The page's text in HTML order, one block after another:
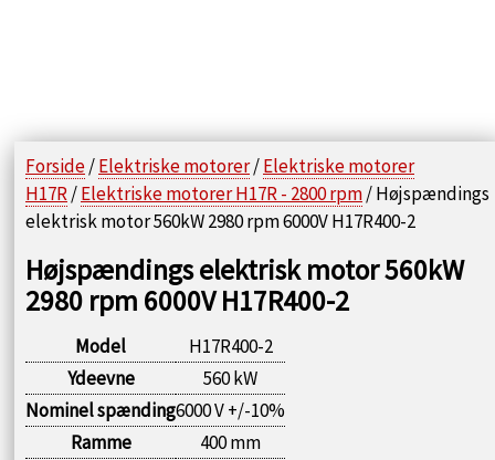
Forside/Elektriske motorer/Elektriske motorer
H17R/Elektriske motorer H17R - 2800 rpm/ Højspændings
elektrisk motor 560kW 2980 rpm 6000V H17R400-2
Højspændings elektrisk motor 560kW
2980 rpm 6000V H17R400-2
Model
H17R400-2
Ydeevne
560 kW
Nominel spænding6000 V +/-10%
Ramme
400 mm